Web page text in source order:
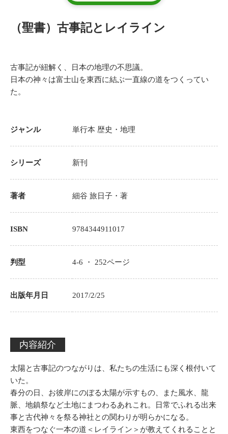
（聖書）古事記とレイライン
古事記が紐解く、日本の地理の不思議。
日本の神々は富士山を東西に結ぶ一直線の道をつくってい
た。
ジャンル 単行本 歴史・地理
シリーズ 新刊
著者 細谷 旅日子 ・著
ISBN 9784344911017
判型 4-6 ・ 252ページ
出版年月日 2017/2/25
内容紹介
太陽と古事記のつながりは、私たちの生活にも深く根付いて
いた。
春分の日、お彼岸にのぼる太陽が示すもの、また風水、龍
脈、地鎮祭など土地にまつわるあれこれ。日常でふれる出来
事と古代神々を祭る神社との関わりが明らかになる。
東西をつなぐ一本の道＜レイライン＞が教えてくれることと